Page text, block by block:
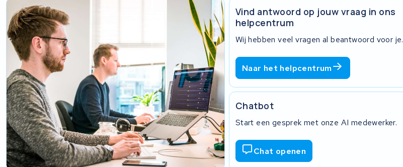
Vind antwoord op jouw vraag in ons
helpcentrum
Wij hebben veel vragen al beantwoord voor je.
Naar het helpcentrum
Chatbot
Start een gesprek met onze AI medewerker.
Chat openen